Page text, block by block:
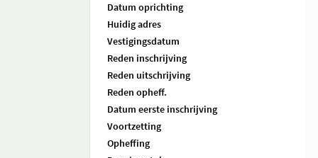
Datum oprichting
Huidig adres
Vestigingsdatum
Reden inschrijving
Reden uitschrijving
Reden opheff.
Datum eerste inschrijving
Voortzetting
Opheffing